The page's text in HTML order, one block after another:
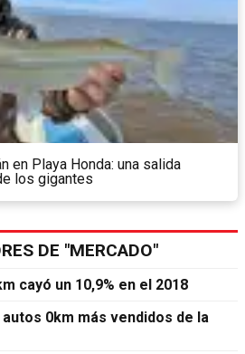
en Playa Honda: una salida
los gigantes
DE "MERCADO"
cayó un 10,9% en el 2018
autos 0km más vendidos de la